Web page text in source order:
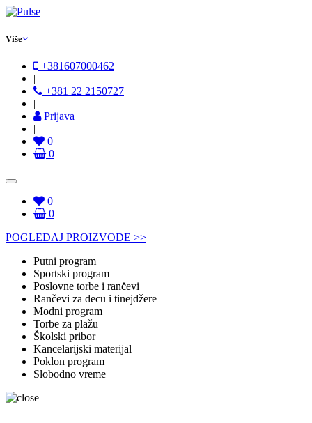
Više
+381607000462
|
+381 22 2150727
|
Prijava
|
0
0
0
0
POGLEDAJ PROIZVODE >>
Putni program
Sportski program
Poslovne torbe i rančevi
Rančevi za decu i tinejdžere
Modni program
Torbe za plažu
Školski pribor
Kancelarijski materijal
Poklon program
Slobodno vreme